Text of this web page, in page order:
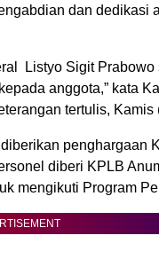
dan dedikasi
Listyo Sigit Prabowo
anggota,” kata
tertulis, Kamis
penghargaan
diberi KPLB
mengikuti Program